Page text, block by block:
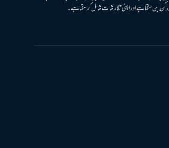
رکن بن سکتا ہے اور اپنی نگارشات شامل کرسکتا ہے۔